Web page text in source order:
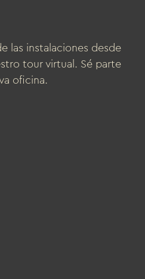
las instalaciones desde
tour virtual. Sé parte
oficina.